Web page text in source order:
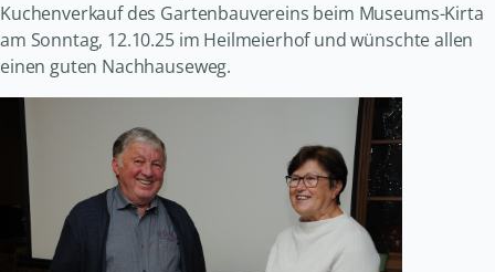
Kuchenverkauf des Gartenbauvereins beim Museums-Kirta
am Sonntag, 12.10.25 im Heilmeierhof und wünschte allen
einen guten Nachhauseweg.